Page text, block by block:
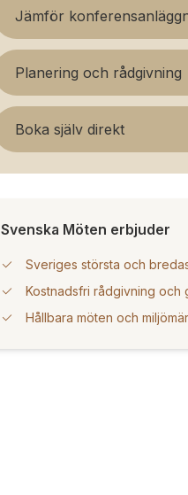
Jämför
Planering och rådgivning
Boka själv direkt
Svenska Möten erbjuder
Sveriges största och
Kostnadsfri rådgivning och
Hållbara möten och